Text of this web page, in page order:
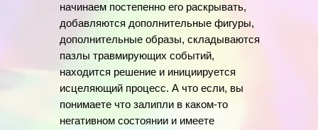
начинаем постепенно его раскрывать,
добавляются дополнительные фигуры,
дополнительные образы, складываются
пазлы травмирующих событий,
находится решение и инициируется
исцеляющий процесс. А что если, вы
понимаете что залипли в каком-то
негативном состоянии и имеете